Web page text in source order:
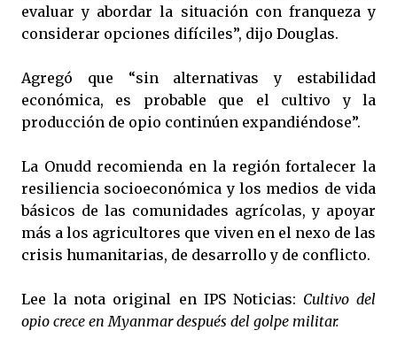
evaluar y abordar la situación con franqueza y
considerar opciones difíciles”, dijo Douglas.
Agregó que “sin alternativas y estabilidad
económica, es probable que el cultivo y la
producción de opio continúen expandiéndose”.
La Onudd recomienda en la región fortalecer la
resiliencia socioeconómica y los medios de vida
básicos de las comunidades agrícolas, y apoyar
más a los agricultores que viven en el nexo de las
crisis humanitarias, de desarrollo y de conflicto.
Lee la nota original en IPS Noticias: Cultivo del
opio crece en Myanmar después del golpe militar.